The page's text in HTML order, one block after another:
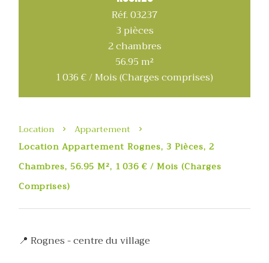
Réf. 03237
3 pièces
2 chambres
56.95 m²
1 036 € / Mois (Charges comprises)
Location
Appartement
Location Appartement Rognes, 3 Pièces, 2
Chambres, 56.95 M², 1 036 € / Mois (Charges
Comprises)
📍 Rognes - centre du village